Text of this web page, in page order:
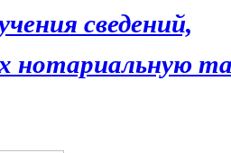
сведений,
нотариальную